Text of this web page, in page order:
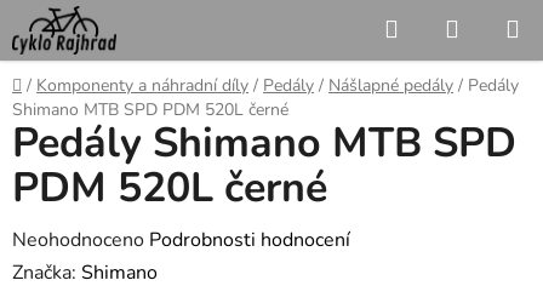
Přejít
na
obsah
Hledat
KOŠÍK
Domů
/ Komponenty a náhradní díly / Pedály / Nášlapné pedály / Pedály
Shimano MTB SPD PDM 520L černé
Pedály Shimano MTB SPD
PDM 520L černé
Průměrné
hodnocení
Neohodnoceno Podrobnosti hodnocení
Značka: Shimano